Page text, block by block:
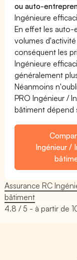
ou auto-
Ingénieure
En effet les
volumes
conséquent les
Ingénieure
généralement
Néanmoins
PRO Ingénieur /
bâtiment dépend
Ingénieur /
Assurance RC
bâtiment
4.8 / 5 - à partir de